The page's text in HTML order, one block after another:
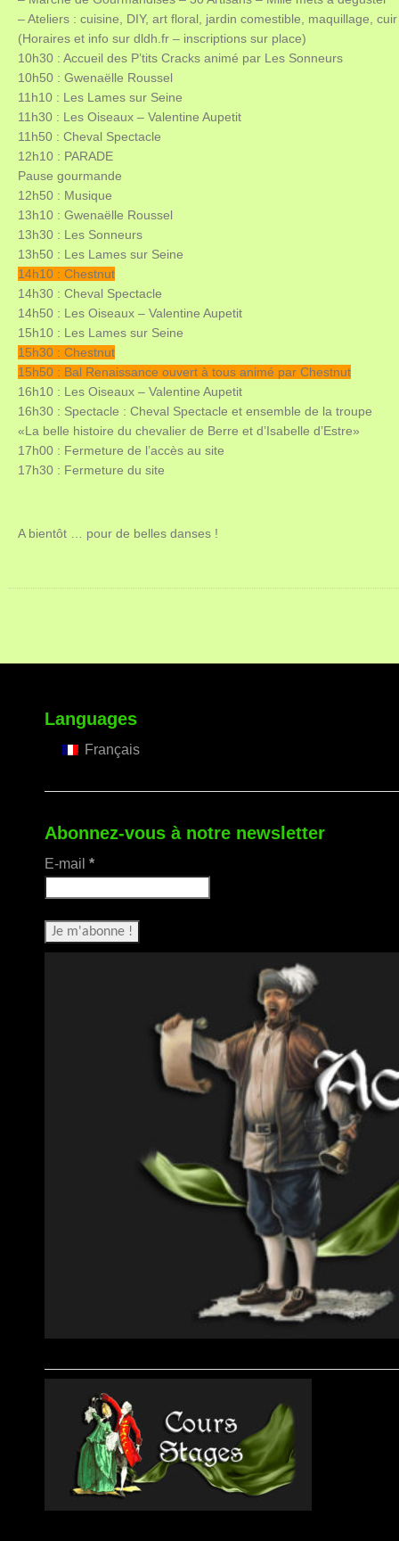
–Ateliers : cuisine, DIY, art floral, jardin comestible, maquillage,
(Horaires et info sur dldh.fr – inscriptions sur place)
10h30 : Accueil des P’tits Cracks animé par Les Sonneurs
10h50 : Gwenaëlle Roussel
11h10 : Les Lames sur Seine
11h30 : Les Oiseaux – Valentine Aupetit
11h50 : Cheval Spectacle
12h10 : PARADE
Pause gourmande
12h50 : Musique
13h10 : Gwenaëlle Roussel
13h30 : Les Sonneurs
13h50 : Les Lames sur Seine
14h10 : Chestnut
14h30 : Cheval Spectacle
14h50 : Les Oiseaux – Valentine Aupetit
15h10 : Les Lames sur Seine
15h30 : Chestnut
15h50 : Bal Renaissance ouvert à tous animé par Chestnut
16h10 : Les Oiseaux – Valentine Aupetit
16h30 : Spectacle : Cheval Spectacle et ensemble de la troupe
«La belle histoire du chevalier de Berre et d’Isabelle d’Estre»
17h00 : Fermeture de l’accès au site
17h30 : Fermeture du site
A bientôt … pour de belles danses !
Languages
Français
Abonnez-vous à notre newsletter
E-mail *